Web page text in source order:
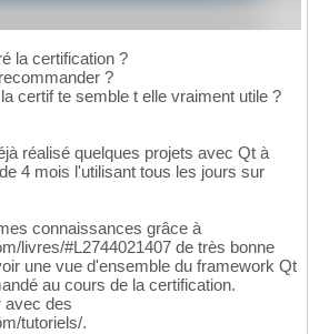
la certification ?
?
certif te semble t elle vraiment utile ?
réalisé quelques projets avec Qt à
4 mois l'utilisant tous les jours sur
connaissances grâce à
livres/#L2744021407 de très bonne
une vue d'ensemble du framework Qt
au cours de la certification.
avec des
tutoriels/.